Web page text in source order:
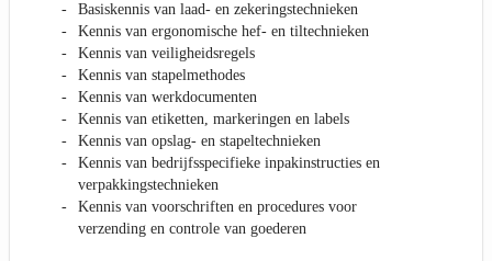
Basiskennis van laad- en zekeringstechnieken
Kennis van ergonomische hef- en tiltechnieken
Kennis van veiligheidsregels
Kennis van stapelmethodes
Kennis van werkdocumenten
Kennis van etiketten, markeringen en labels
Kennis van opslag- en stapeltechnieken
Kennis van bedrijfsspecifieke inpakinstructies en
verpakkingstechnieken
Kennis van voorschriften en procedures voor
verzending en controle van goederen